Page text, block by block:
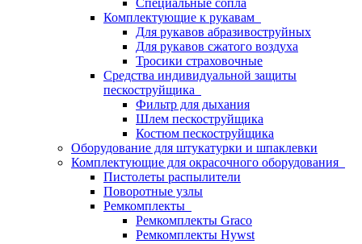
Специальные сопла
Комплектующие к рукавам
Для рукавов абразивоструйных
Для рукавов сжатого воздуха
Тросики страховочные
Средства индивидуальной защиты
пескоструйщика
Фильтр для дыхания
Шлем пескоструйщика
Костюм пескоструйщика
Оборудование для штукатурки и шпаклевки
Комплектующие для окрасочного оборудования
Пистолеты распылители
Поворотные узлы
Ремкомплекты
Ремкомплекты Graco
Ремкомплекты Hywst